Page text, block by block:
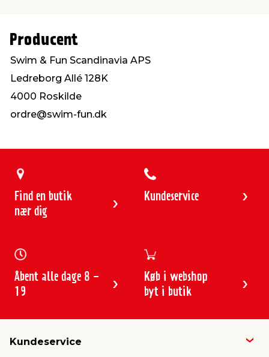
Producent
Swim & Fun Scandinavia APS
Ledreborg Allé 128K
4000 Roskilde
ordre@swim-fun.dk
Find en butik
nær dig
Kundeservice
Åbent alle dage 8 -
19
Køb i webshop
byt i butik
Kundeservice